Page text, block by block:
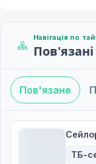
Мінако:
01 лист. 2014
Місяць
Навігація по
Пов'язане
ТБ-